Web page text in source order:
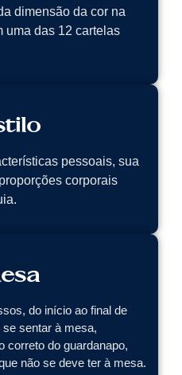
dimensão da cor na
uma das 12 cartelas
pessoais, sua
corporais
do início ao final de
sentar à mesa,
correto do guardanapo,
não se deve ter à mesa.